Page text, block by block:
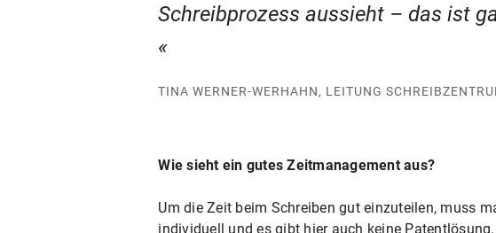
Schreibprozess aussieht – das ist
TINA WERNER-WERHAHN, LEITUNG
Wie sieht ein gutes Zeitmanagement aus?
Um die Zeit beim Schreiben gut einzuteilen, muss
individuell und es gibt hier auch keine